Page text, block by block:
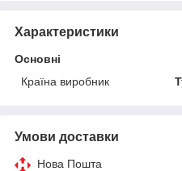
Характеристики
Основні
Країна виробник
Умови доставки
Нова Пошта